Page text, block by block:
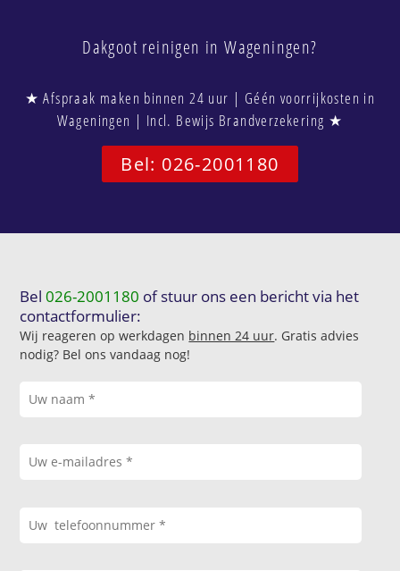
Dakgoot reinigen in Wageningen?
★ Afspraak maken binnen 24 uur | Géén voorrijkosten in
Wageningen | Incl. Bewijs Brandverzekering ★
Bel: 026-2001180
Bel026-2001180 of stuur ons een bericht via het
contactformulier:
Wij reageren op werkdagen binnen 24 uur. Gratis advies
nodig? Bel ons vandaag nog!